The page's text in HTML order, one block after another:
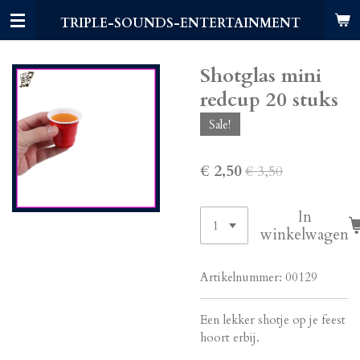
Ga
de
hoofdinhoud
TRIPLE-SOUNDS-ENTERTAINMENT
Shotglas mini
redcup 20 stuks
Sale!
€ 2,50€ 3,50
In
winkelwagen
Artikelnummer: 00129
Een lekker shotje op je feest
hoort erbij.